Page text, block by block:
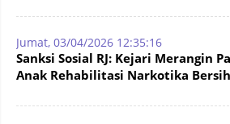
Jumat, 03/04/2026 12:35:16
Sanksi Sosial RJ: Kejari Merangin
Anak Rehabilitasi Narkotika